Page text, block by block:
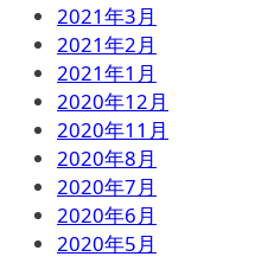
2021年3月
2021年2月
2021年1月
2020年12月
2020年11月
2020年8月
2020年7月
2020年6月
2020年5月